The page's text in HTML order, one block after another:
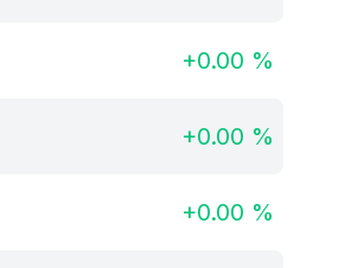
+0.00 %
+0.00 %
+0.00 %